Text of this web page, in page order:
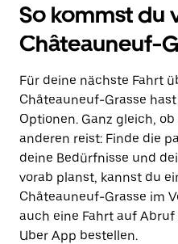
So kommst du
Châteauneuf-
Für deine nächste Fahrt
Châteauneuf-Grasse
Optionen. Ganz gleich,
anderen reist: Finde die
deine Bedürfnisse und
vorab planst, kannst du
Châteauneuf-Grasse im
auch eine Fahrt auf
Uber App bestellen.